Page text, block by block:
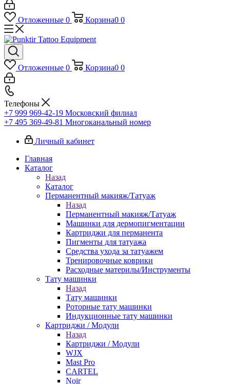
Отложенные 0 Корзина0 0
Отложенные 0 Корзина0 0
Телефоны
+7 999 969-42-19 Московский филиал
+7 495 369-49-81 Многоканальный номер
Личный кабинет
Главная
Каталог
Назад
Каталог
Перманентный макияж/Татуаж
Назад
Перманентный макияж/Татуаж
Машинки для дермопигментации
Картриджи для перманента
Пигменты для татуажа
Средства ухода за татуажем
Тренировочные коврики
Расходные материлы/Инструменты
Тату машинки
Назад
Тату машинки
Роторные тату машинки
Индукционные тату машинки
Картриджи / Модули
Назад
Картриджи / Модули
WJX
Mast Pro
CARTEL
Noir